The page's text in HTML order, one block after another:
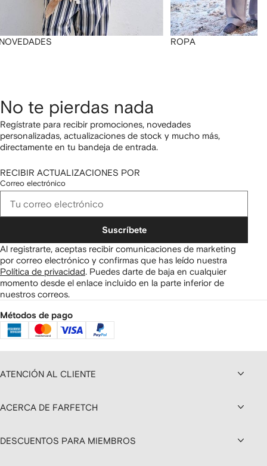
ROPA
No te pierdas nada
Regístrate para recibir promociones, novedades
personalizadas, actualizaciones de stock y mucho más,
directamente en tu bandeja de entrada.
RECIBIR ACTUALIZACIONES POR
Correo electrónico
Suscríbete
Al registrarte, aceptas recibir comunicaciones de marketing
por correo electrónico y confirmas que has leído nuestra
Política de privacidad. Puedes darte de baja en cualquier
momento desde el enlace incluido en la parte inferior de
nuestros correos.
Métodos de pago
ATENCIÓN AL CLIENTE
ACERCA DE FARFETCH
DESCUENTOS PARA MIEMBROS